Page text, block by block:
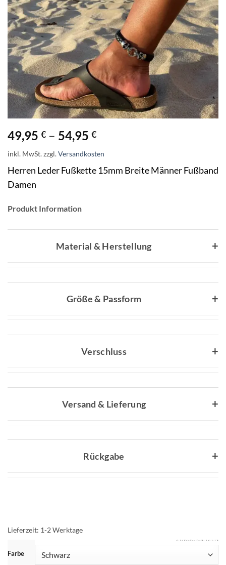
49,95 € – 54,95 €
inkl. MwSt.zzgl.Versandkosten
Herren Leder Fußkette 15mm Breite Männer Fußband
Damen
Produkt Information
Material & Herstellung
Größe & Passform
Verschluss
Versand & Lieferung
Rückgabe
Lieferzeit: 1-2 Werktage
Farbe
ZURÜCKSETZEN